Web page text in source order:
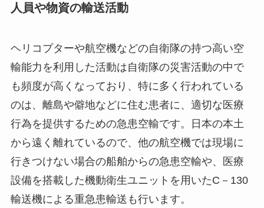
人員や物資の輸送活動
ヘリコプターや航空機などの自衛隊の持つ高い空
輸能力を利用した活動は自衛隊の災害活動の中で
も頻度が高くなっており、特に多く行われている
のは、離島や僻地などに住む患者に、適切な医療
行為を提供するための急患空輸です。日本の本土
から遠く離れているので、他の航空機では現場に
行きつけない場合の船舶からの急患空輸や、医療
設備を搭載した機動衛生ユニットを用いたC－130
輸送機による重急患輸送も行います。